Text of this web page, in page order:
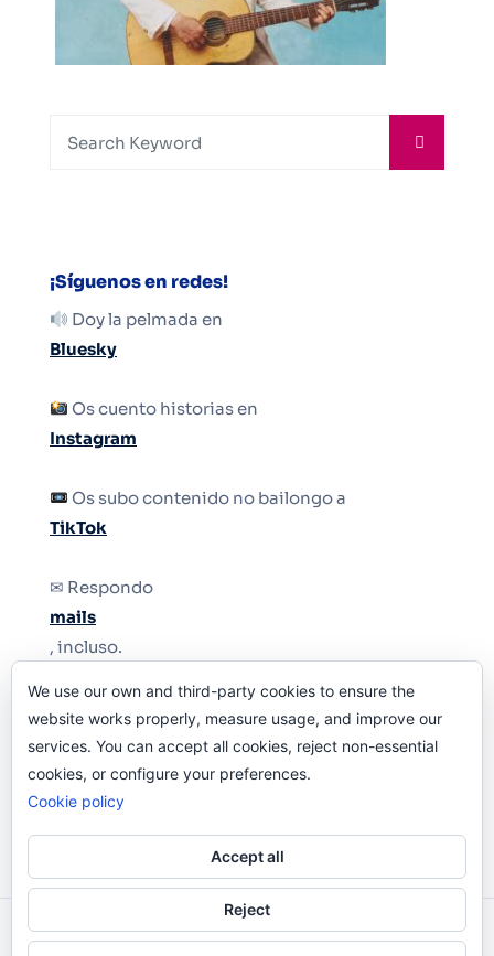
¡Síguenos en redes!
Doy la pelmada en
Bluesky
Os cuento historias en
Instagram
Os subo contenido no bailongo a
TikTok
✉ Respondo
mails
, incluso.
Y si una persona no puede tener teléfono, que
le quiten el teléfono.
Odi O'Malley © 2016-2025. Todos Los Derechos
We use our own and third-party cookies to ensure the
website works properly, measure usage, and improve our
services. You can accept all cookies, reject non-essential
cookies, or configure your preferences.
Cookie policy
Accept all
Reject